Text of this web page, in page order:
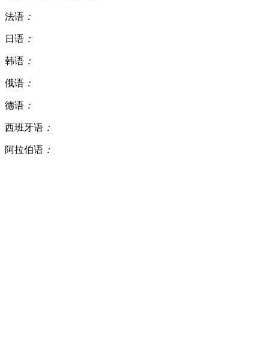
法语 ：
日语 ：
韩语 ：
俄语 ：
德语 ：
西班牙语 ：
阿拉伯语 ：